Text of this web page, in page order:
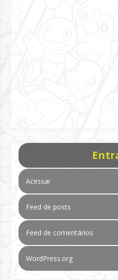
Acessar
Feed de posts
Feed de comentários
WordPress.org